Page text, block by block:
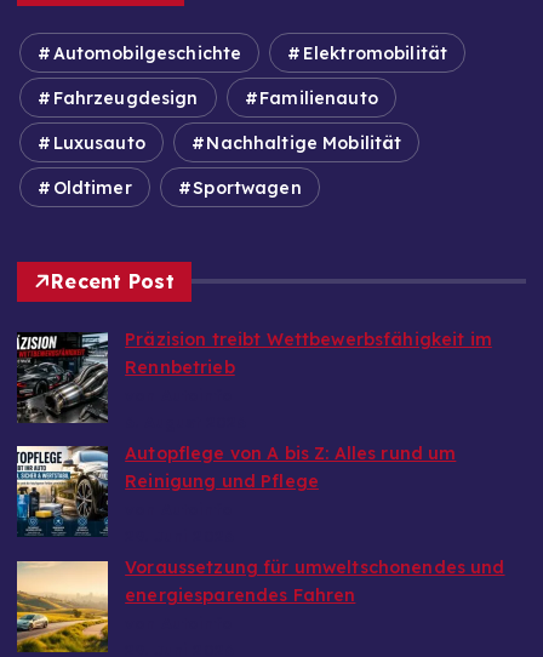
Automobilgeschichte Elektromobilität
Fahrzeugdesign Familienauto
Luxusauto Nachhaltige Mobilität
Oldtimer Sportwagen
Recent Post
Präzision treibt Wettbewerbsfähigkeit im
Rennbetrieb
Autopflege von A bis Z: Alles rund um
Reinigung und Pflege
Voraussetzung für umweltschonendes und
energiesparendes Fahren